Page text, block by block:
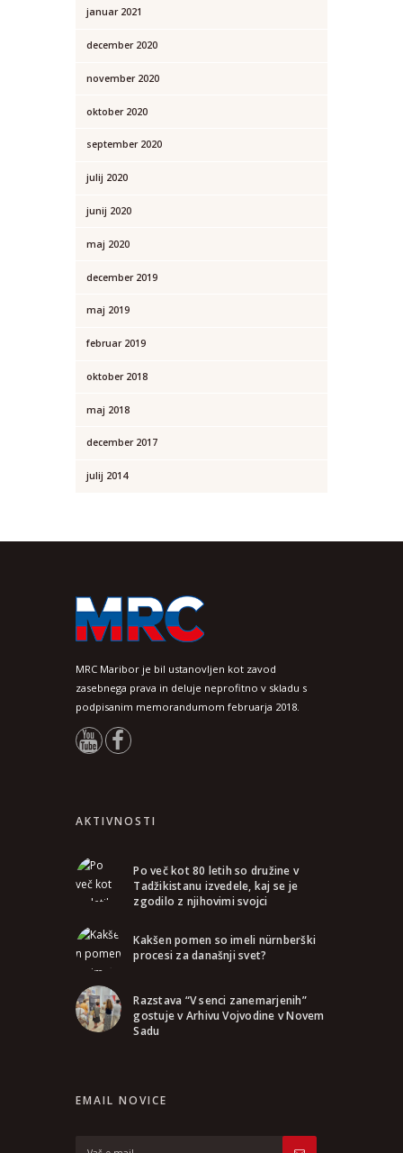
januar 2021
december 2020
november 2020
oktober 2020
september 2020
julij 2020
junij 2020
maj 2020
december 2019
maj 2019
februar 2019
oktober 2018
maj 2018
december 2017
julij 2014
MRC Maribor je bil ustanovljen kot zavod
zasebnega prava in deluje neprofitno v skladu s
podpisanim memorandumom februarja 2018.
AKTIVNOSTI
Po več kot 80 letih so družine v
Tadžikistanu izvedele, kaj se je
zgodilo z njihovimi svojci
Kakšen pomen so imeli nürnberški
procesi za današnji svet?
Razstava “V senci zanemarjenih”
gostuje v Arhivu Vojvodine v Novem
Sadu
EMAIL NOVICE